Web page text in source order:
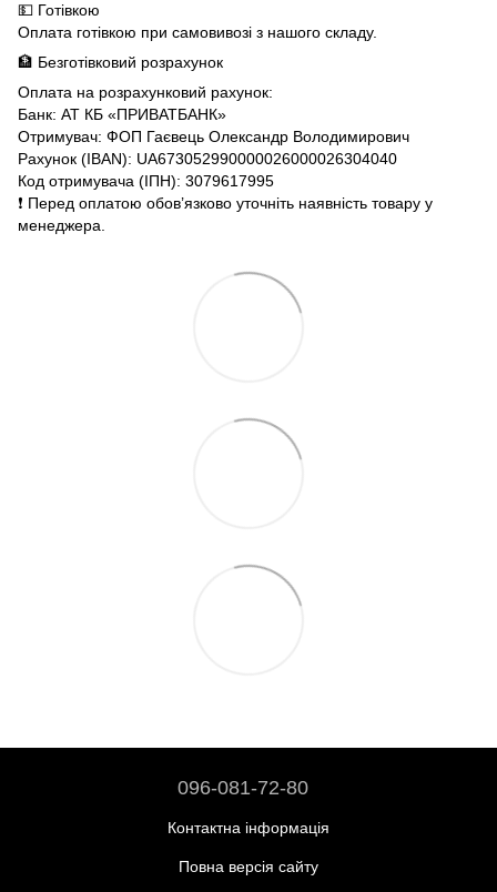
💵 Готівкою
Оплата готівкою при самовивозі з нашого складу.
🏦 Безготівковий розрахунок
Оплата на розрахунковий рахунок:
Банк: АТ КБ «ПРИВАТБАНК»
Отримувач: ФОП Гаєвець Олександр Володимирович
Рахунок (IBAN): UA673052990000026000026304040
Код отримувача (ІПН): 3079617995
❗️ Перед оплатою обов’язково уточніть наявність товару у
менеджера.
096-081-72-80
Контактна інформація
Повна версія сайту